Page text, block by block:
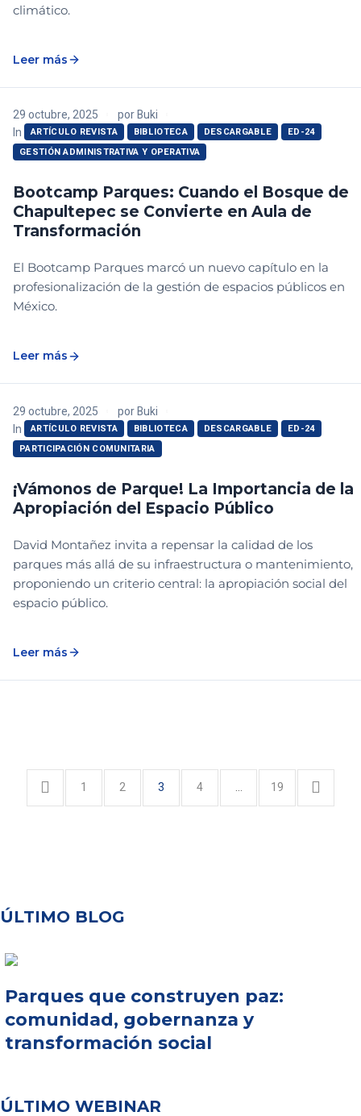
climático.
Leer más
29 octubre, 2025 porBuki
In
ARTÍCULO REVISTA BIBLIOTECA DESCARGABLE
ED-24
GESTIÓN ADMINISTRATIVA Y OPERATIVA
Bootcamp Parques: Cuando el Bosque de
Chapultepec se Convierte en Aula de
Transformación
El Bootcamp Parques marcó un nuevo capítulo en la
profesionalización de la gestión de espacios públicos en
México.
Leer más
29 octubre, 2025 porBuki
In
ARTÍCULO REVISTA BIBLIOTECA DESCARGABLE
ED-24
PARTICIPACIÓN COMUNITARIA
¡Vámonos de Parque! La Importancia de la
Apropiación del Espacio Público
David Montañez invita a repensar la calidad de los
parques más allá de su infraestructura o mantenimiento,
proponiendo un criterio central: la apropiación social del
espacio público.
Leer más
1 2 3 4 … 19
ÚLTIMO BLOG
Parques que construyen paz:
comunidad, gobernanza y
transformación social
ÚLTIMO WEBINAR